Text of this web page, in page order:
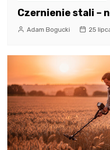
Czernienie stali –
Adam Bogucki 25